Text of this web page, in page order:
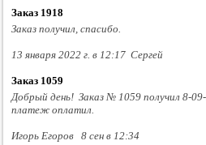
Заказ 1918
Заказ получил, спасибо.
13 января 2022 г. в 12:17 Сергей
Заказ 1059
Добрый день! Заказ № 1059 получил 8-
платеж оплатил.
Игорь Егоров 8 сен в 12:34